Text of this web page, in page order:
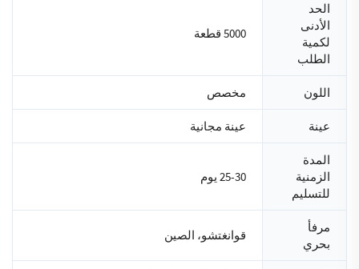
الحد
الأدنى
لكمية
الطلب
5000 قطعة
اللون مخصص
عينة عينة مجانية
المدة
الزمنية
للتسليم
25-30 يوم
مرفأ
بحري
قوانغتشو، الصين